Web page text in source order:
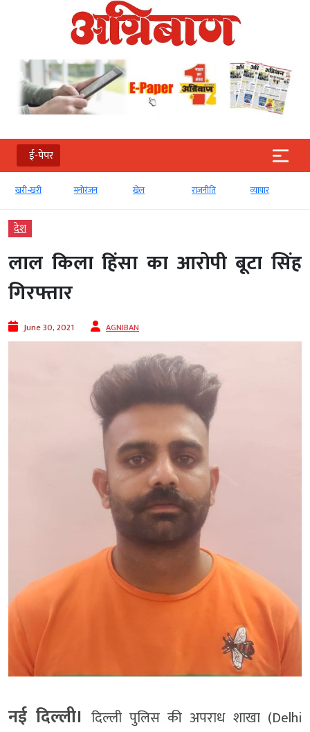
ई-पेपर
खरी-खरी मनोरंजन खेल राजनीति व्‍यापार
देश
लाल किला हिंसा का आरोपी बूटा सिंह
गिरफ्तार
June 30, 2021 AGNIBAN
नई दिल्ली। दिल्ली पुलिस की अपराध शाखा (Delhi